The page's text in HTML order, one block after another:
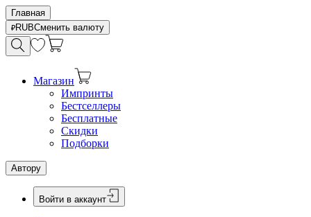
Главная
RUBСменить валюту
Магазин
Импринты
Бестселлеры
Бесплатные
Скидки
Подборки
Автору
Войти в аккаунт